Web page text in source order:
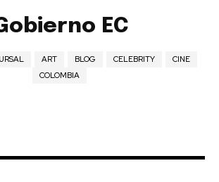
EC
ART BLOG CELEBRITY
CINE
COLOMBIA